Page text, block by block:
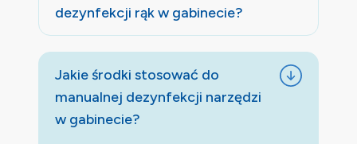
dezynfekcji rąk w gabinecie?
Jakie środki stosować do
manualnej dezynfekcji narzędzi
w gabinecie?